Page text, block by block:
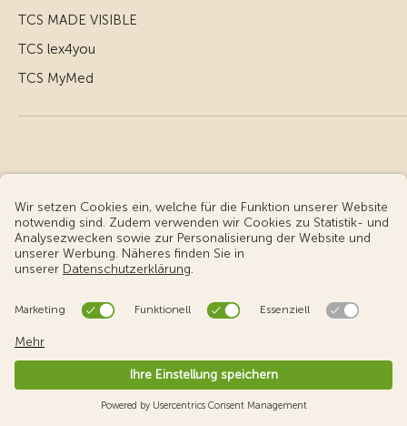
TCS MADE VISIBLE
TCS lex4you
TCS MyMed
© Touring Club Schweiz
Benutzungsbedingungen - rechtliche Informationen
Cookie-Einstellungen